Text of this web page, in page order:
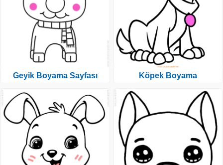
Geyik Boyama Sayfası Köpek Boyama